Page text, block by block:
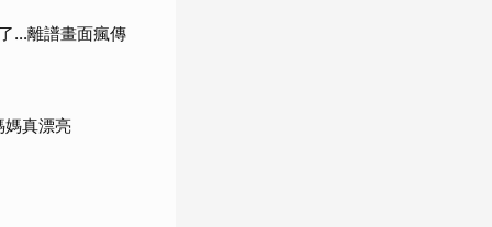
…離譜畫面瘋傳
真漂亮